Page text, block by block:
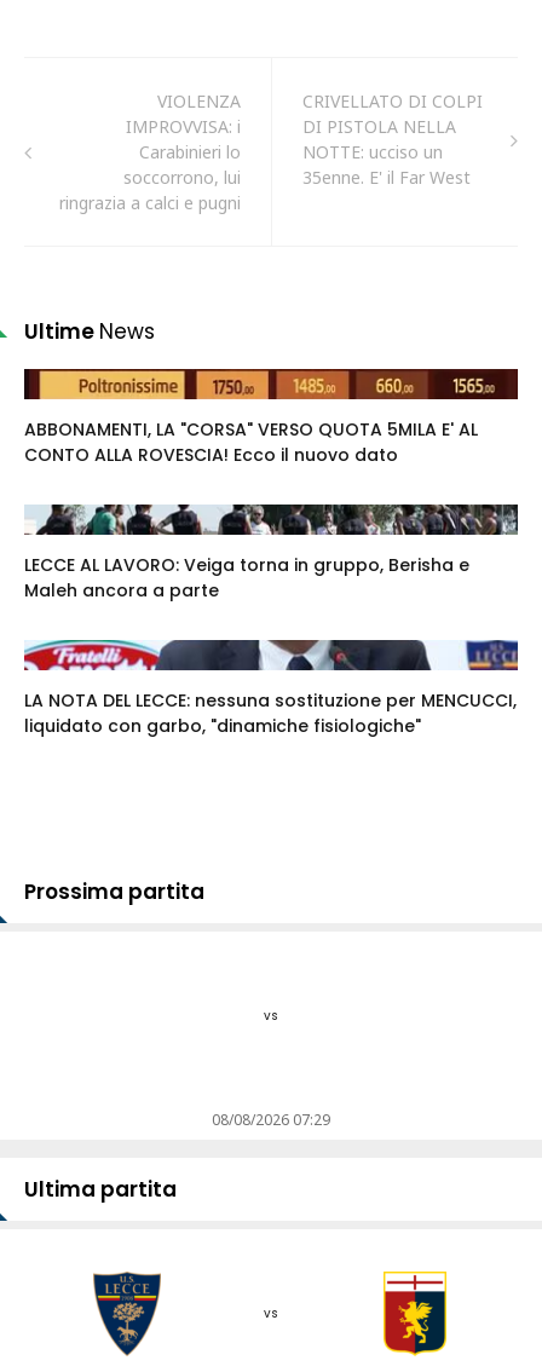
VIOLENZA
IMPROVVISA: i
Carabinieri lo
soccorrono, lui
ringrazia a calci e pugni
CRIVELLATO DI COLPI
DI PISTOLA NELLA
NOTTE: ucciso un
35enne. E' il Far West
Ultime News
ABBONAMENTI, LA "CORSA" VERSO QUOTA 5MILA E' AL
CONTO ALLA ROVESCIA! Ecco il nuovo dato
LECCE AL LAVORO: Veiga torna in gruppo, Berisha e
Maleh ancora a parte
LA NOTA DEL LECCE: nessuna sostituzione per MENCUCCI,
liquidato con garbo, "dinamiche fisiologiche"
Prossima partita
vs
08/08/2026 07:29
Ultima partita
vs